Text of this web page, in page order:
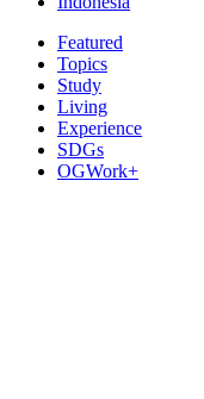
Featured
Topics
Study
Living
Experience
SDGs
OGWork+